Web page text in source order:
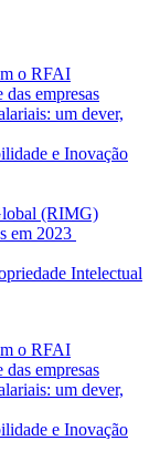
o RFAI
empresas
um dever,
e Inovação
(RIMG)
em 2023
Intelectual
o RFAI
empresas
um dever,
e Inovação